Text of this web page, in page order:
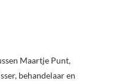
Maartje Punt,
behandelaar en